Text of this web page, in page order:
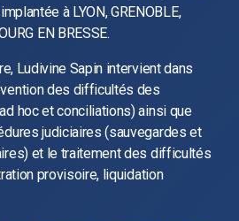
à LYON, GRENOBLE,
EN BRESSE.
Ludivine Sapin intervient dans
des difficultés des
hoc et conciliations) ainsi que
judiciaires (sauvegardes et
et le traitement des difficultés
provisoire, liquidation